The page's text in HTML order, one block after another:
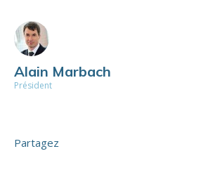
Alain Marbach
Président
Partagez